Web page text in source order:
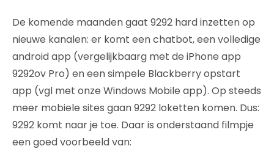
De komende maanden gaat 9292 hard inzetten op
nieuwe kanalen: er komt een chatbot, een volledige
android app (vergelijkbaarg met de iPhone app
9292ov Pro) en een simpele Blackberry opstart
app (vgl met onze Windows Mobile app). Op steeds
meer mobiele sites gaan 9292 loketten komen. Dus:
9292 komt naar je toe. Daar is onderstaand filmpje
een goed voorbeeld van: